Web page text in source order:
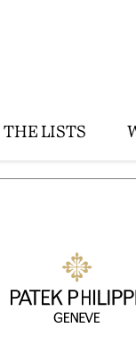
THE LISTS